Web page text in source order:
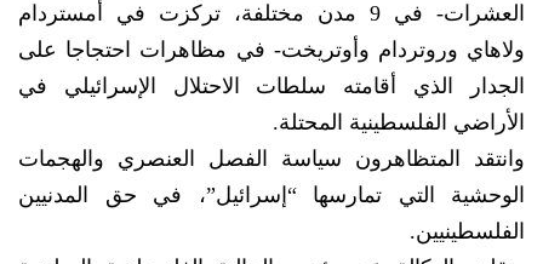
العشرات- في 9 مدن مختلفة، تركزت في أمستردام
ولاهاي وروتردام وأوتريخت- في مظاهرات احتجاجا على
الجدار الذي أقامته سلطات الاحتلال الإسرائيلي في
الأراضي الفلسطينية المحتلة.
وانتقد المتظاهرون سياسة الفصل العنصري والهجمات
الوحشية التي تمارسها “إسرائيل”، في حق المدنيين
الفلسطينيين.